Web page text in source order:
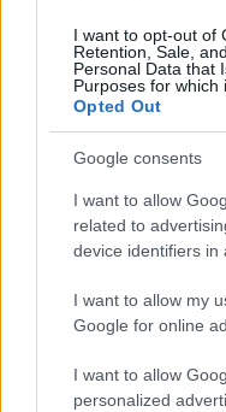
I want to opt-out of
Retention, Sale,
Personal Data that
Purposes for which
Opted Out
Google consents
I want to allow
related to
device identifiers in
I want to allow my
Google for online
I want to allow
personalized
A fiataloknak üzent